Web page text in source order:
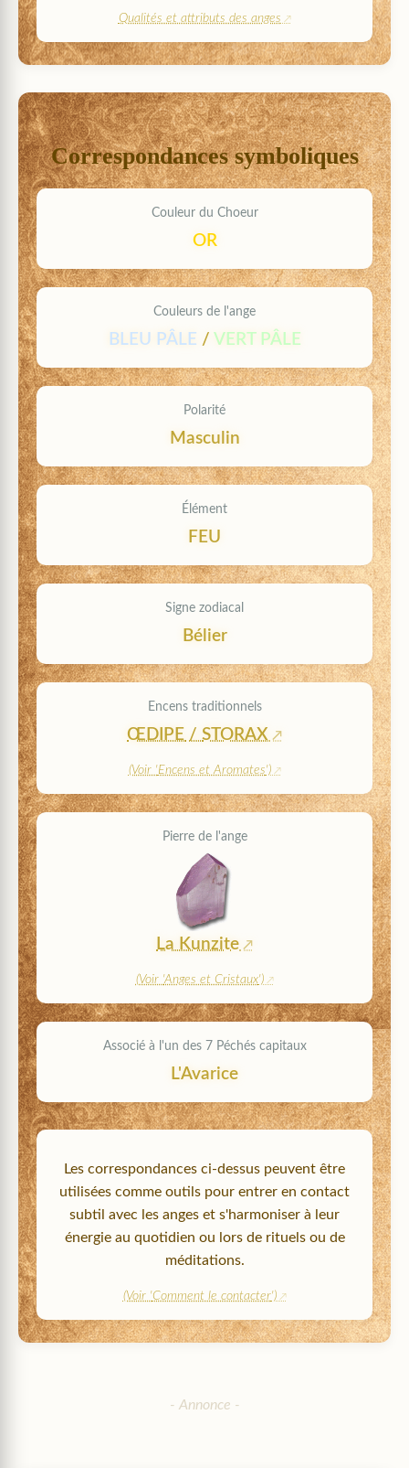
Qualités et attributs des anges
Correspondances symboliques
Couleur du Choeur
OR
Couleurs de l'ange
BLEU PÂLE / VERT PÂLE
Polarité
Masculin
Élément
FEU
Signe zodiacal
Bélier
Encens traditionnels
ŒDIPE / STORAX
(Voir 'Encens et Aromates')
Pierre de l'ange
La Kunzite
(Voir 'Anges et Cristaux')
Associé à l'un des 7 Péchés capitaux
L'Avarice
Les correspondances ci-dessus peuvent être
utilisées comme outils pour entrer en contact
subtil avec les anges et s'harmoniser à leur
énergie au quotidien ou lors de rituels ou de
méditations.
(Voir 'Comment le contacter')